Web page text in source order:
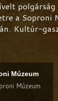
a Soproni
Kultúr-
Múzeum
Múzeum